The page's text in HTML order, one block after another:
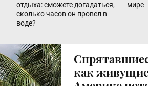
отдыха: сможете догадаться,
сколько часов он провел в
воде?
мире
Золотые
синхронного
Меч Аллаха:
Саладин
как
Итальянские
архитекторы